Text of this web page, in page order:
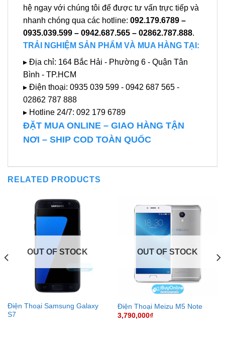
hệ ngay với chúng tôi để được tư vấn trực tiếp và
nhanh chóng qua các hotline: 092.179.6789 –
0935.039.599 – 0942.687.565 – 02862.787.888.
TRẢI NGHIỆM SẢN PHẨM VÀ MUA HÀNG TẠI:
▸ Địa chỉ: 164 Bắc Hải - Phường 6 - Quận Tân
Bình - TP.HCM
▸ Điện thoại: 0935 039 599 - 0942 687 565 -
02862 787 888
▸ Hotline 24/7: 092 179 6789
ĐẶT MUA ONLINE – GIAO HÀNG TẬN
NƠI – SHIP COD TOÀN QUỐC
RELATED PRODUCTS
OUT OF STOCK
Điện Thoại Samsung Galaxy
S7
OUT OF STOCK
Điện Thoại Meizu M5 Note
3,790,000₫